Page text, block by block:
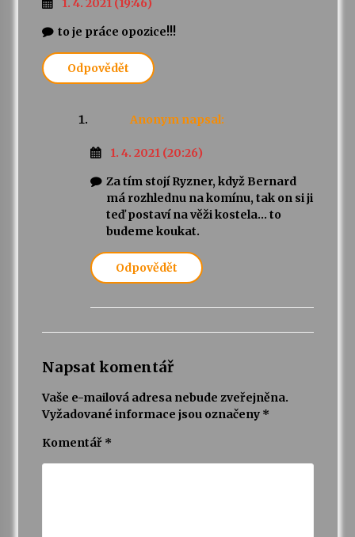
1. 4. 2021 (19:46)
to je práce opozice!!!
Odpovědět
Anonym napsal:
1. 4. 2021 (20:26)
Za tím stojí Ryzner, když Bernard
má rozhlednu na komínu, tak on si ji
teď postaví na věži kostela… to
budeme koukat.
Odpovědět
Napsat komentář
Vaše e-mailová adresa nebude zveřejněna.
Vyžadované informace jsou označeny *
Komentář *